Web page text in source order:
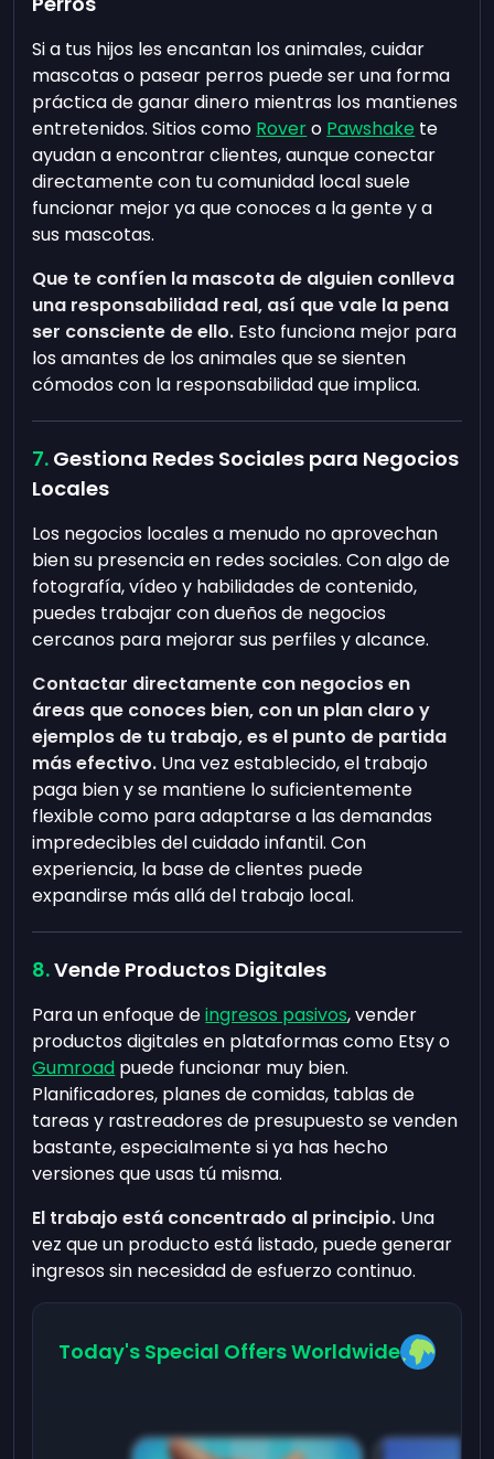
Si a tus hijos les encantan los animales, cuidar
mascotas o pasear perros puede ser una forma
práctica de ganar dinero mientras los mantienes
entretenidos. Sitios como Rovero Pawshake te
ayudan a encontrar clientes, aunque conectar
directamente con tu comunidad local suele
funcionar mejor ya que conoces a la gente y a
sus mascotas.
Que te confíen la mascota de alguien conlleva
una responsabilidad real, así que vale la pena
ser consciente de ello. Esto funciona mejor para
los amantes de los animales que se sienten
cómodos con la responsabilidad que implica.
Gestiona Redes Sociales para Negocios
Locales
Los negocios locales a menudo no aprovechan
bien su presencia en redes sociales. Con algo de
fotografía, vídeo y habilidades de contenido,
puedes trabajar con dueños de negocios
cercanos para mejorar sus perfiles y alcance.
Contactar directamente con negocios en
áreas que conoces bien, con un plan claro y
ejemplos de tu trabajo, es el punto de partida
más efectivo. Una vez establecido, el trabajo
paga bien y se mantiene lo suficientemente
flexible como para adaptarse a las demandas
impredecibles del cuidado infantil. Con
experiencia, la base de clientes puede
expandirse más allá del trabajo local.
Vende Productos Digitales
Para un enfoque deingresos pasivos, vender
productos digitales en plataformas como Etsy o
Gumroad puede funcionar muy bien.
Planificadores, planes de comidas, tablas de
tareas y rastreadores de presupuesto se venden
bastante, especialmente si ya has hecho
versiones que usas tú misma.
El trabajo está concentrado al principio. Una
vez que un producto está listado, puede generar
ingresos sin necesidad de esfuerzo continuo.
Today's Special Offers Worldwide